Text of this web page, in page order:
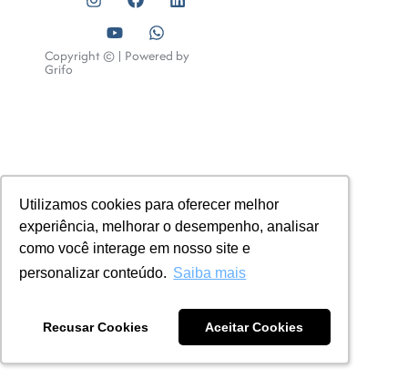
Utilizamos cookies para oferecer melhor
experiência, melhorar o desempenho, analisar
como você interage em nosso site e
personalizar conteúdo. Saiba mais
Recusar Cookies Aceitar Cookies
Utilizamos cookies para oferecer melhor
experiência, melhorar o desempenho, analisar
como você interage em nosso site e
personalizar conteúdo. Saiba mais
Recusar Cookies Aceitar Cookies
Copyright © | Powered by
Grifo